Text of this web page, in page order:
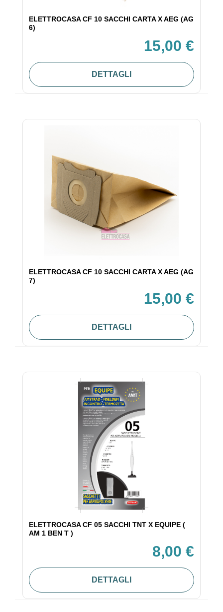
ELETTROCASA CF 10 SACCHI CARTA X AEG (AG
6)
15,00 €
DETTAGLI
ELETTROCASA CF 10 SACCHI CARTA X AEG (AG
7)
15,00 €
DETTAGLI
ELETTROCASA CF 05 SACCHI TNT X EQUIPE (
AM 1 BEN T )
8,00 €
DETTAGLI